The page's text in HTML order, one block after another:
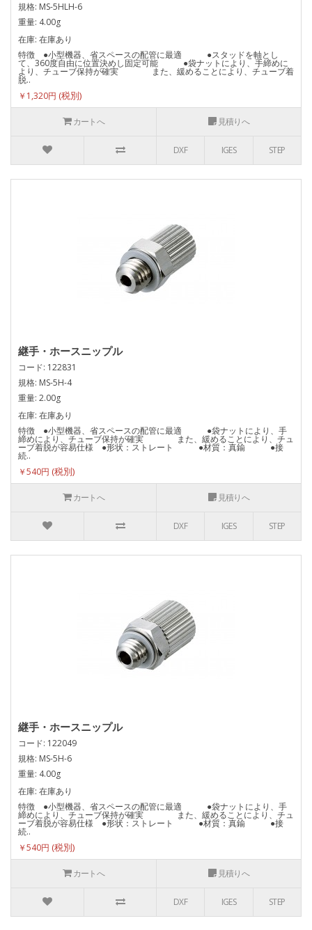
規格: MS-5HLH-6
重量: 4.00g
在庫: 在庫あり
特徴 ●小型機器、省スペースの配管に最適 ●スタッドを軸とし
て、360度自由に位置決めし固定可能 ●袋ナットにより、手締めに
より、チューブ保持が確実 また、緩めることにより、チューブ着
脱..
￥1,320円
カートへ 見積りへ
DXF IGES STEP
継手・ホースニップル
コード: 122831
規格: MS-5H-4
重量: 2.00g
在庫: 在庫あり
特徴 ●小型機器、省スペースの配管に最適 ●袋ナットにより、手
締めにより、チューブ保持が確実 また、緩めることにより、チュ
ーブ着脱が容易仕様 ●形状：ストレート ●材質：真鍮 ●接
続..
￥540円
カートへ 見積りへ
DXF IGES STEP
継手・ホースニップル
コード: 122049
規格: MS-5H-6
重量: 4.00g
在庫: 在庫あり
特徴 ●小型機器、省スペースの配管に最適 ●袋ナットにより、手
締めにより、チューブ保持が確実 また、緩めることにより、チュ
ーブ着脱が容易仕様 ●形状：ストレート ●材質：真鍮 ●接
続..
￥540円
カートへ 見積りへ
DXF IGES STEP